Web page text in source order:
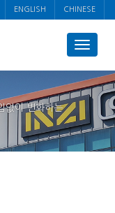
ENGLISH CHINESE
Toggle
없이 변화하는